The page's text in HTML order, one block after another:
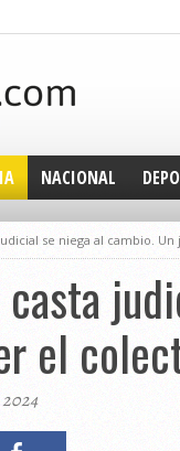
NACIONAL
se niega al cambio.
el